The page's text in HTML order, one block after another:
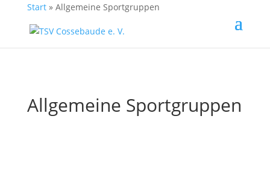
Start» Allgemeine Sportgruppen
Allgemeine Sportgruppen